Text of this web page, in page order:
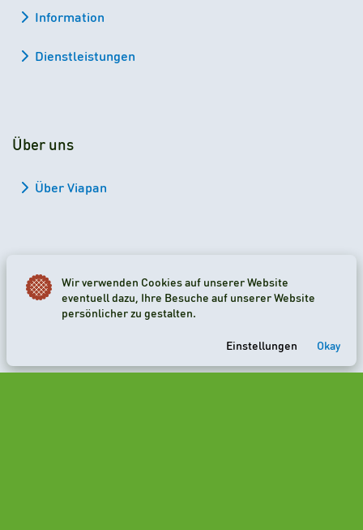
Information
Dienstleistungen
Über uns
Über Viapan
2026 Viapan Dologidő Kft. © Alle Rechte vorbehalten.
Wir verwenden Cookies auf unserer Website
eventuell dazu, Ihre Besuche auf unserer Website
persönlicher zu gestalten.
Einstellungen Okay